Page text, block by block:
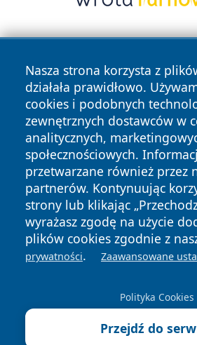
Nasza strona korzysta z
działała prawidłowo.
cookies i podobnych
zewnętrznych dostawców w
analitycznych,
społecznościowych.
przetwarzane również przez
partnerów. Kontynuując
strony lub klikając
wyrażasz zgodę na użycie
plików cookies zgodnie z
prywatności. Zaawansowane
Polityka Cookies
Przejdź do
Copyright © 2026 terazgniezno.pl
zastrzeżone.
News Autorzy
Polityka
Prywatności